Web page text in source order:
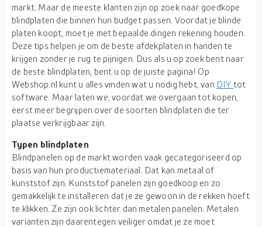
markt. Maar de meeste klanten zijn op zoek naar goedkope
blindplaten die binnen hun budget passen. Voordat je blinde
platen koopt, moet je met bepaalde dingen rekening houden.
Deze tips helpen je om de beste afdekplaten in handen te
krijgen zonder je rug te pijnigen. Dus als u op zoek bent naar
de beste blindplaten, bent u op de juiste pagina! Op
Webshop.nl kunt u alles vinden wat u nodig hebt, van DIY tot
software. Maar laten we, voordat we overgaan tot kopen,
eerst meer begrijpen over de soorten blindplaten die ter
plaatse verkrijgbaar zijn.
Typen blindplaten
Blindpanelen op de markt worden vaak gecategoriseerd op
basis van hun productiemateriaal. Dat kan metaal of
kunststof zijn. Kunststof panelen zijn goedkoop en zo
gemakkelijk te installeren dat je ze gewoon in de rekken hoeft
te klikken. Ze zijn ook lichter dan metalen panelen. Metalen
varianten zijn daarentegen veiliger omdat je ze moet